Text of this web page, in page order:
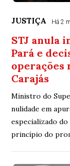
JUSTIÇA Há 2
STJ anula
Pará e
operações
Carajás
Ministro do
nulidade em
especializado
princípio do